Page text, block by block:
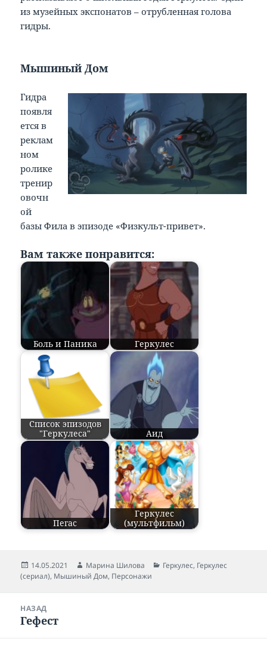
из музейных экспонатов – отрубленная голова
гидры.
Мышиный Дом
Гидра
появля
ется в
реклам
ном
ролике
тренир
овочн
ой
базы Фила в эпизоде «Физкульт-привет».
Вам также понравится:
Боль и Паника Геркулес
Список эпизодов
"Геркулеса"
Аид
Пегас
Геркулес
(мультфильм)
Опубликовано
14.05.2021 Автор
Марина Шилова Рубрики
Геркулес, Геркулес
(сериал), Мышиный Дом, Персонажи
записям
НАЗАД
Предыдущая
Гефест